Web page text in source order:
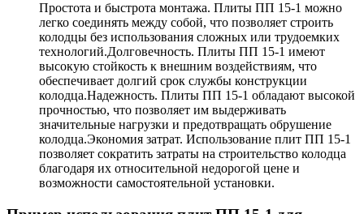
Простота и быстрота монтажа. Плиты ПП 15-1 можно
легко соединять между собой, что позволяет строить
колодцы без использования сложных или трудоемких
технологий.Долговечность. Плиты ПП 15-1 имеют
высокую стойкость к внешним воздействиям, что
обеспечивает долгий срок службы конструкции
колодца.Надежность. Плиты ПП 15-1 обладают высокой
прочностью, что позволяет им выдерживать
значительные нагрузки и предотвращать обрушение
колодца.Экономия затрат. Использование плит ПП 15-1
позволяет сократить затраты на строительство колодца
благодаря их относительной недорогой цене и
возможности самостоятельной установки.